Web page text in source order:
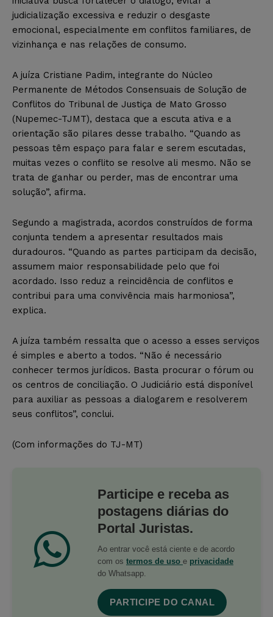
judicialização excessiva e reduzir o desgaste
emocional, especialmente em conflitos familiares, de
vizinhança e nas relações de consumo.
A juíza Cristiane Padim, integrante do Núcleo
Permanente de Métodos Consensuais de Solução de
Conflitos do Tribunal de Justiça de Mato Grosso
(Nupemec-TJMT), destaca que a escuta ativa e a
orientação são pilares desse trabalho. “Quando as
pessoas têm espaço para falar e serem escutadas,
muitas vezes o conflito se resolve ali mesmo. Não se
trata de ganhar ou perder, mas de encontrar uma
solução”, afirma.
Segundo a magistrada, acordos construídos de forma
conjunta tendem a apresentar resultados mais
duradouros. “Quando as partes participam da decisão,
assumem maior responsabilidade pelo que foi
acordado. Isso reduz a reincidência de conflitos e
contribui para uma convivência mais harmoniosa”,
explica.
A juíza também ressalta que o acesso a esses serviços
é simples e aberto a todos. “Não é necessário
conhecer termos jurídicos. Basta procurar o fórum ou
os centros de conciliação. O Judiciário está disponível
para auxiliar as pessoas a dialogarem e resolverem
seus conflitos”, conclui.
(Com informações do TJ-MT)
Participe e receba as
postagens diárias do
Portal Juristas.
Ao entrar você está ciente e de acordo
com os termos de uso e privacidade
do Whatsapp.
PARTICIPE DO CANAL